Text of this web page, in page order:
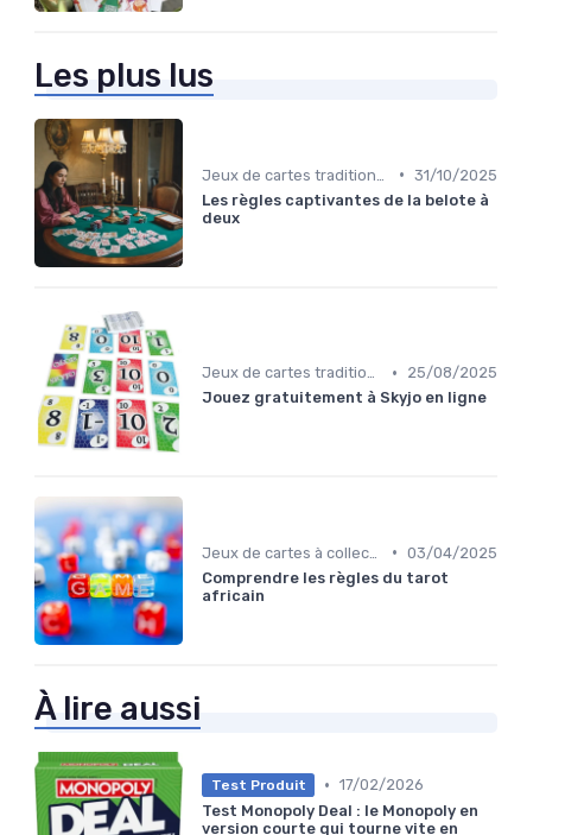
Les plus lus
• 31/10/2025
Les règles captivantes de la belote à
deux
Jeux de cartes traditionnels •
25/08/2025
Jouez gratuitement à Skyjo en ligne
• 03/04/2025
Comprendre les règles du tarot
africain
À lire aussi
Test Produit • 17/02/2026
Test Monopoly Deal : le Monopoly en
version courte qui tourne vite en